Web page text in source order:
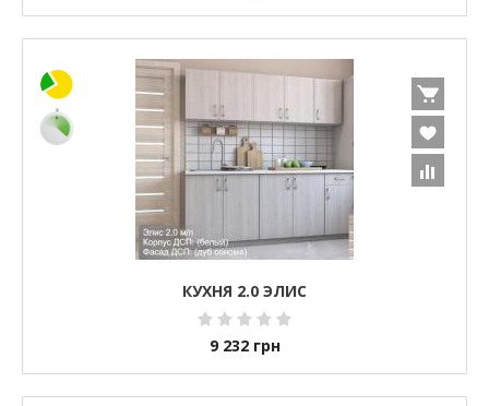
КУХНЯ 2.0 ЭЛИС
9 232 грн